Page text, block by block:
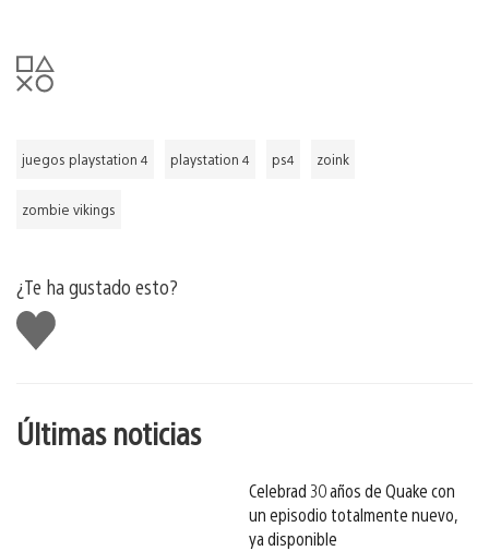
juegos playstation 4 playstation 4 ps4 zoink
zombie vikings
¿Te ha gustado esto?
Me
gusta
Últimas noticias
Celebrad 30 años de Quake con
un episodio totalmente nuevo,
ya disponible